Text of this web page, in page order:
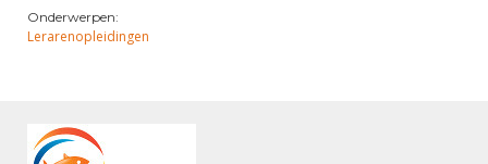
Onderwerpen:
Lerarenopleidingen